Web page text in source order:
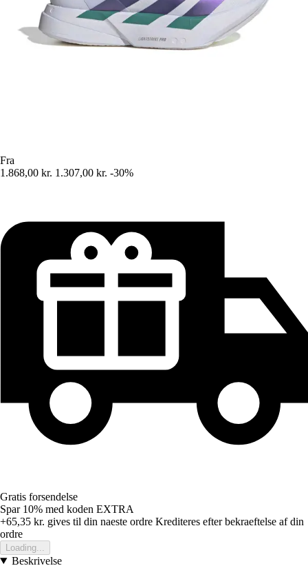
Fra
1.868,00 kr. 1.307,00 kr. -30%
Gratis forsendelse
Spar 10% med koden EXTRA
+65,35 kr. gives til din naeste ordre Krediteres efter bekraeftelse af din
ordre
Loading...
Beskrivelse